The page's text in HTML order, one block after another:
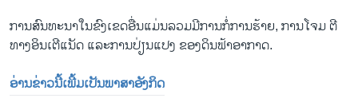
ການສົນທະນາໃນ​ຂົງ​ເຂດ​ອື່ນ​ແມ່ນລວມມີການກໍ່ການຮ້າຍ, ການໂຈມ ຕີ
ທາງອິນເຕີແນັດ ແລະການປ່ຽນແປງ ຂອງດິນຟ້າອາກາດ.
ອ່ານ​ຂ່າວນີ້​ເພີ້ມ​ເປັນ​ພາ​ສາ​ອັງ​ກິດ